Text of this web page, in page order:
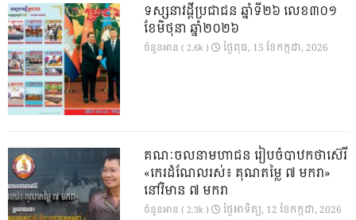
ទស្សនាវដ្ដីប្រជាជន ឆ្នាំទី២៦ លេខ៣០១
ខែមិថុនា ឆ្នាំ២០២៦
ចំនួនអាន ( 2.6k ) ថ្ងៃ​ពុធ, 15 ខែ​កក្កដា, 2026
គណៈចលនាមហាជន រៀបចំបាឋកថាស៊េរី
«កេរដំណែលរស់៖ គុណតម្លៃ ៧ មករា»
នៅវិមាន ៧ មករា
ចំនួនអាន ( 2.3k ) ថ្ងៃ​អាទិត្យ, 12 ខែ​កក្កដា, 2026